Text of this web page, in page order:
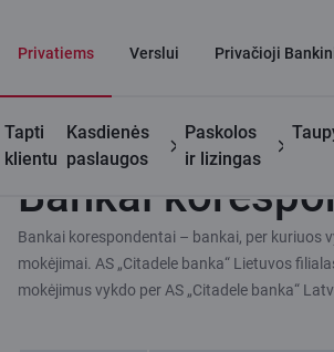
Privatiems Verslui Privačioji
Tapti
klientu
Kasdienės
paslaugos
Paskolos
ir lizingas
Bankai
Bankai korespondentai – bankai, per kuriuos
mokėjimai. AS „Citadele banka“ Lietuvos
mokėjimus vykdo per AS „Citadele banka“